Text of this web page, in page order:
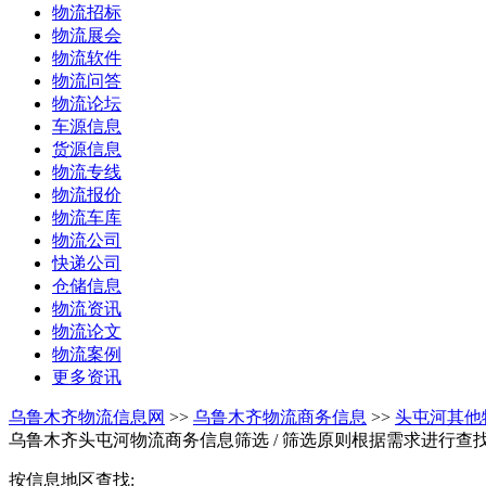
物流招标
物流展会
物流软件
物流问答
物流论坛
车源信息
货源信息
物流专线
物流报价
物流车库
物流公司
快递公司
仓储信息
物流资讯
物流论文
物流案例
更多资讯
乌鲁木齐物流信息网 >> 乌鲁木齐物流商务信息 >> 头屯河其他
乌鲁木齐头屯河物流商务信息筛选 / 筛选原则根据需求进行查
按信息地区查找: